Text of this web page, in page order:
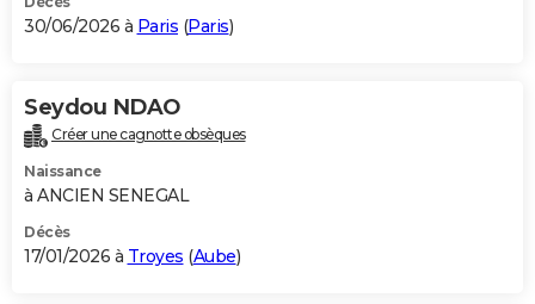
S'inscrire
Se connecter
Lycées
Collèges
Primaires
Universités
Entreprises
Service militaire
Avis de recherche
AVIS DE DÉCÈS
Bricolage
Lifestyle
Culture
Sport
Auto
Television
Voyage
Cinema
30/06/2026 à Paris (Paris)
Seydou NDAO
Créer une cagnotte obsèques
Naissance
à ANCIEN SENEGAL
Décès
17/01/2026 à Troyes (Aube)